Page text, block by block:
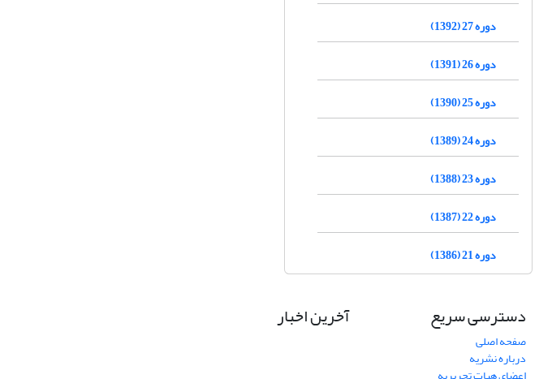
دوره 27 (1392)
دوره 26 (1391)
دوره 25 (1390)
دوره 24 (1389)
دوره 23 (1388)
دوره 22 (1387)
دوره 21 (1386)
دسترسی سریع
صفحه اصلی
درباره نشریه
آخرین اخبار